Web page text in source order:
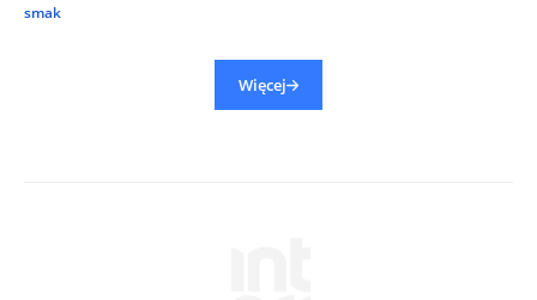
smak
Więcej